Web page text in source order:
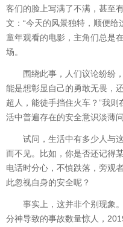
客们的脸上写满了不满，甚至
文：“今天的风景独特，顺便给
童年观看的电影，主角们总是
场。
围绕此事，人们议论纷纷
能是想彰显自己的勇敢无畏，
超人，能徒手挡住火车？”我
活中普遍存在的安全意识淡薄问
试问，生活中有多少人与
而不见。比如，你是否还记得
电话时分心，不慎跌落，旁观
此忽视自身的安全呢？
事实上，这并非个别现象
分神导致的事故数量惊人，